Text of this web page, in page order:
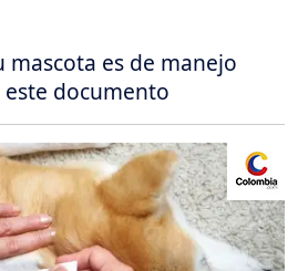
mascota es de manejo
este documento